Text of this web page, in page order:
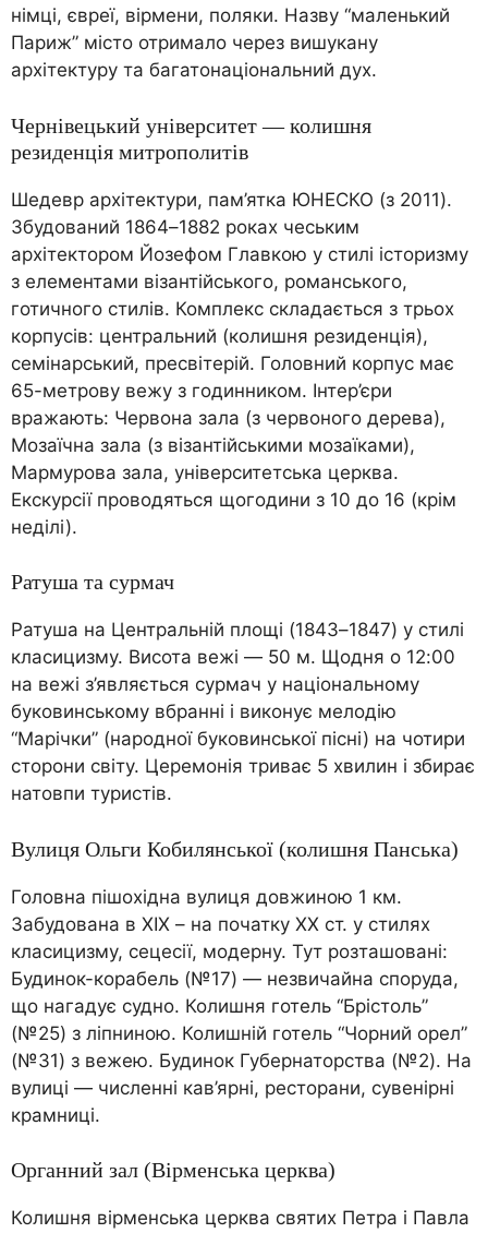
німці, євреї, вірмени, поляки. Назву “маленький
Париж” місто отримало через вишукану
архітектуру та багатонаціональний дух.
Чернівецький університет — колишня
резиденція митрополитів
Шедевр архітектури, пам’ятка ЮНЕСКО (з 2011).
Збудований 1864–1882 роках чеським
архітектором Йозефом Главкою у стилі історизму
з елементами візантійського, романського,
готичного стилів. Комплекс складається з трьох
корпусів: центральний (колишня резиденція),
семінарський, пресвітерій. Головний корпус має
65-метрову вежу з годинником. Інтер’єри
вражають: Червона зала (з червоного дерева),
Мозаїчна зала (з візантійськими мозаїками),
Мармурова зала, університетська церква.
Екскурсії проводяться щогодини з 10 до 16 (крім
неділі).
Ратуша та сурмач
Ратуша на Центральній площі (1843–1847) у стилі
класицизму. Висота вежі — 50 м. Щодня о 12:00
на вежі з’являється сурмач у національному
буковинському вбранні і виконує мелодію
“Марічки” (народної буковинської пісні) на чотири
сторони світу. Церемонія триває 5 хвилин і збирає
натовпи туристів.
Вулиця Ольги Кобилянської (колишня Панська)
Головна пішохідна вулиця довжиною 1 км.
Забудована в XIX – на початку XX ст. у стилях
класицизму, сецесії, модерну. Тут розташовані:
Будинок-корабель (№17) — незвичайна споруда,
що нагадує судно. Колишня готель “Брістоль”
(№25) з ліпниною. Колишній готель “Чорний орел”
(№31) з вежею. Будинок Губернаторства (№2). На
вулиці — численні кав’ярні, ресторани, сувенірні
крамниці.
Органний зал (Вірменська церква)
Колишня вірменська церква святих Петра і Павла